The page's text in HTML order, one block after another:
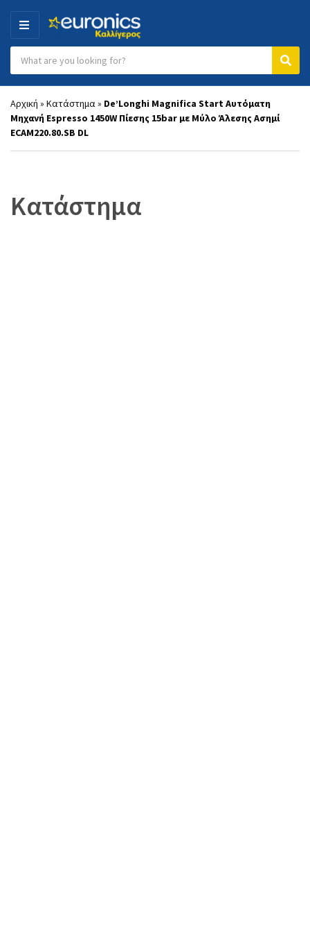
MENU
Category name
Αρχική » Κατάστημα» De’Longhi Magnifica Start Αυτόματη
Μηχανή Espresso 1450W Πίεσης 15bar με Μύλο Άλεσης Ασημί
ECAM220.80.SB DL
Κατάστημα